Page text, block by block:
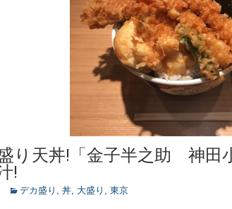
り天丼!「金子半之助 神田
!
デカ盛り , 丼, 大盛り , 東京